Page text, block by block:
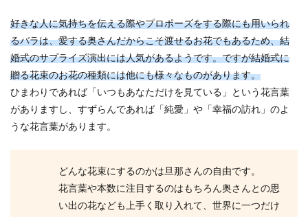
結婚はタイミングと縁がポイント！幸
せになるためにできること
に良いご縁に恵まれるタイミングこそが、それに
繋がるのでは...
親友・ゲストへのサプライズ
たいと考えている女性もいるのではないでしょう
好きな人に気持ちを伝える際やプロポーズをする際にも用いられ
るバラは、愛する奥さんだからこそ渡せるお花でもあるため、結
婚式のサプライズ演出には人気があるようです。ですが結婚式に
贈る花束のお花の種類には他にも様々なものがあります。
ひまわりであれば「いつもあなただけを見ている」という花言葉
がありますし、すずらんであれば「純愛」や「幸福の訪れ」のよ
うな花言葉があります。
どんな花束にするのかは旦那さんの自由です。
花言葉や本数に注目するのはもちろん奥さんとの思
い出の花なども上手く取り入れて、世界に一つだけ